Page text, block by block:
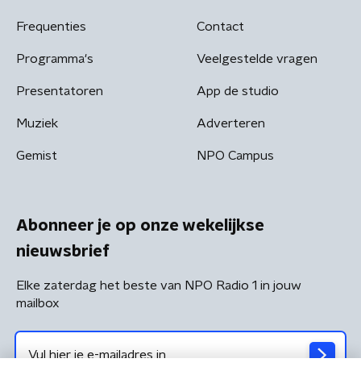
Frequenties
Programma's
Presentatoren
Muziek
Gemist
Contact
Veelgestelde vragen
App de studio
Adverteren
NPO Campus
Abonneer je op onze wekelijkse
nieuwsbrief
Elke zaterdag het beste van NPO Radio 1 in jouw
mailbox